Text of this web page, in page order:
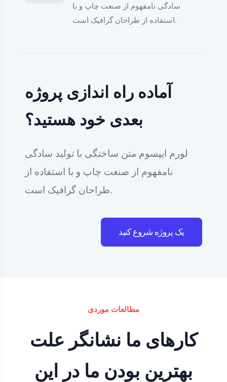
سادگی نامفهوم از صنعت چاپ و با
استفاده از طراحان گرافیک است.
آماده راه اندازی پروژه
بعدی خود هستید؟
لورم ایپسوم متن ساختگی با تولید سادگی
نامفهوم از صنعت چاپ و با استفاده از
طراحان گرافیک است.
یک پروژه شروع کنید
مطالعات موردی
کارهای ما نشانگر علت
بهترین بودن ما در این